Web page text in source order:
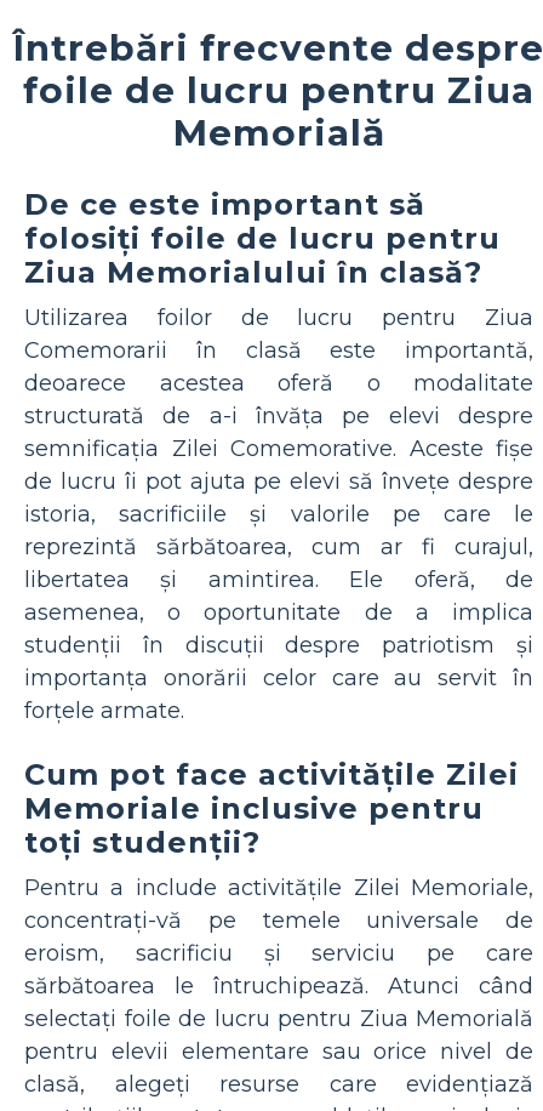
Întrebări frecvente despre
foile de lucru pentru Ziua
Memorială
De ce este important să
folosiți foile de lucru pentru
Ziua Memorialului în clasă?
Utilizarea foilor de lucru pentru Ziua
Comemorarii în clasă este importantă,
deoarece acestea oferă o modalitate
structurată de a-i învăța pe elevi despre
semnificația Zilei Comemorative. Aceste fișe
de lucru îi pot ajuta pe elevi să învețe despre
istoria, sacrificiile și valorile pe care le
reprezintă sărbătoarea, cum ar fi curajul,
libertatea și amintirea. Ele oferă, de
asemenea, o oportunitate de a implica
studenții în discuții despre patriotism și
importanța onorării celor care au servit în
forțele armate.
Cum pot face activitățile Zilei
Memoriale inclusive pentru
toți studenții?
Pentru a include activitățile Zilei Memoriale,
concentrați-vă pe temele universale de
eroism, sacrificiu și serviciu pe care
sărbătoarea le întruchipează. Atunci când
selectați foile de lucru pentru Ziua Memorială
pentru elevii elementare sau orice nivel de
clasă, alegeți resurse care evidențiază